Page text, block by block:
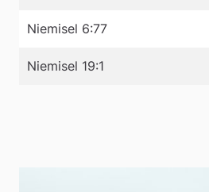
Niemisel 6:77
Niemisel 19:1